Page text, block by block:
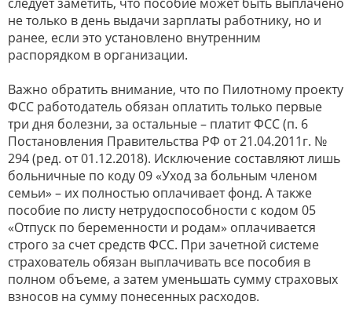
не только в день выдачи зарплаты работнику, но и
ранее, если это установлено внутренним
распорядком в организации.
Важно обратить внимание, что по Пилотному проекту
ФСС работодатель обязан оплатить только первые
три дня болезни, за остальные – платит ФСС (п. 6
Постановления Правительства РФ от 21.04.2011г. №
294 (ред. от 01.12.2018). Исключение составляют лишь
больничные по коду 09 «Уход за больным членом
семьи» – их полностью оплачивает фонд. А также
пособие по листу нетрудоспособности с кодом 05
«Отпуск по беременности и родам» оплачивается
строго за счет средств ФСС. При зачетной системе
страхователь обязан выплачивать все пособия в
полном объеме, а затем уменьшать сумму страховых
взносов на сумму понесенных расходов.